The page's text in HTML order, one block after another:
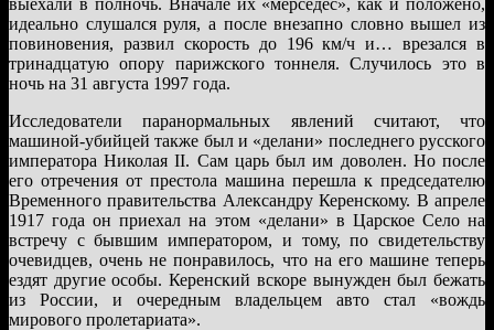
идеально слушался руля, а после внезапно словно вышел из
повиновения, развил скорость до 196 км/ч и… врезался в
тринадцатую опору парижского тоннеля. Случилось это в
ночь на 31 августа 1997 года.
Исследователи паранормальных явлений считают, что
машиной-убийцей также был и «делани» последнего русского
императора Николая II. Сам царь был им доволен. Но после
его отречения от престола машина перешла к председателю
Временного правительства Александру Керенскому. В апреле
1917 года он приехал на этом «делани» в Царское Село на
встречу с бывшим императором, и тому, по свидетельству
очевидцев, очень не понравилось, что на его машине теперь
ездят другие особы. Керенский вскоре вынужден был бежать
из России, и очередным владельцем авто стал «вождь
мирового пролетариата».